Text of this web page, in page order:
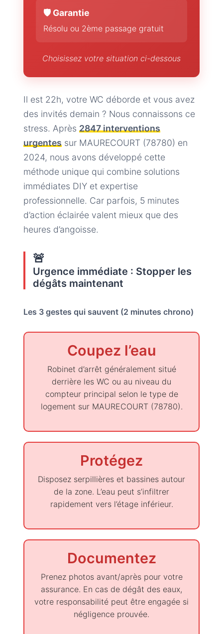
🛡️ Garantie
Résolu ou 2ème passage gratuit
Choisissez votre situation ci-dessous
Il est 22h, votre WC déborde et vous avez
des invités demain ? Nous connaissons ce
stress. Après 2847 interventions
urgentes sur MAURECOURT (78780) en
2024, nous avons développé cette
méthode unique qui combine solutions
immédiates DIY et expertise
professionnelle. Car parfois, 5 minutes
d’action éclairée valent mieux que des
heures d’angoisse.
🚨
Urgence immédiate : Stopper les
dégâts maintenant
Les 3 gestes qui sauvent (2 minutes chrono)
Coupez l’eau
Robinet d’arrêt généralement situé
derrière les WC ou au niveau du
compteur principal selon le type de
logement sur MAURECOURT (78780).
Protégez
Disposez serpillières et bassines autour
de la zone. L’eau peut s’infiltrer
rapidement vers l’étage inférieur.
Documentez
Prenez photos avant/après pour votre
assurance. En cas de dégât des eaux,
votre responsabilité peut être engagée si
négligence prouvée.